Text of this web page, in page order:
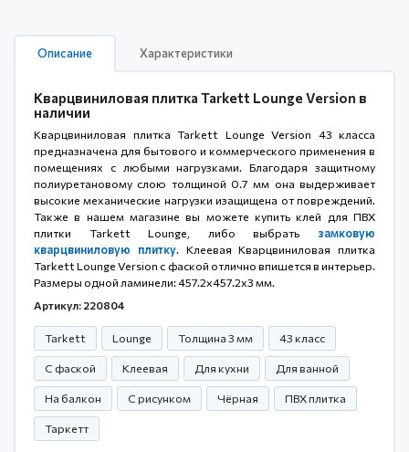
Описание Характеристики
Кварцвиниловая плитка Tarkett Lounge Version в
наличии
Кварцвиниловая плитка Tarkett Lounge Version 43 класса
предназначена для бытового и коммерческого применения в
помещениях с любыми нагрузками. Благодаря защитному
полиуретановому слою толщиной 0.7 мм она выдерживает
высокие механические нагрузки изащищена от повреждений.
Также в нашем магазине вы можете купить клей для ПВХ
плитки Tarkett Lounge, либо выбрать замковую
кварцвиниловую плитку. Клеевая Кварцвиниловая плитка
Tarkett Lounge Version с фаской отлично впишется в интерьер.
Размеры одной ламинели: 457.2x457.2x3 мм.
Артикул: 220804
Tarkett Lounge Толщина 3 мм 43 класс
С фаской Клеевая Для кухни Для ванной
На балкон С рисунком Чёрная ПВХ плитка
Таркетт